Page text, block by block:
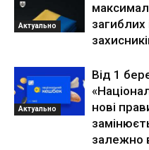
Актуально
загиблих
Актуально
Від 1
нові
залежно